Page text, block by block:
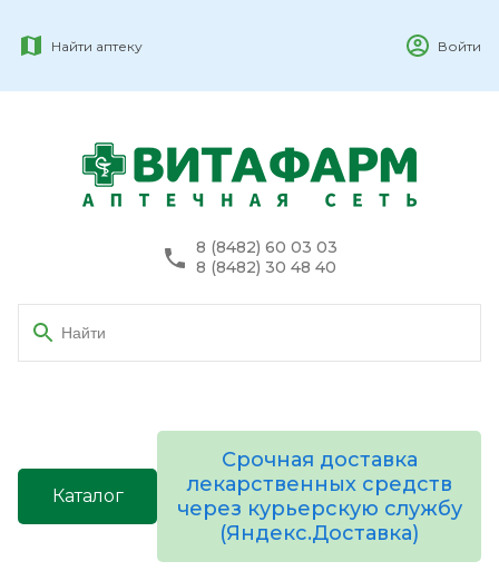
Найти аптеку Войти
8 (8482) 60 03 03
8 (8482) 30 48 40
Каталог
Срочная доставка
лекарственных средств
через курьерскую службу
(Яндекс.Доставка)